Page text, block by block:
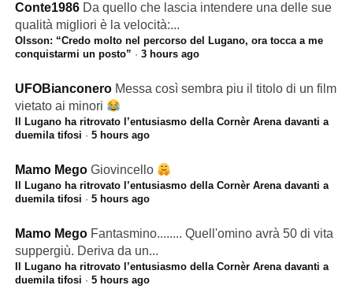
Conte1986 Da quello che lascia intendere una delle sue
qualità migliori è la velocità:...
Olsson: “Credo molto nel percorso del Lugano, ora tocca a me
conquistarmi un posto” · 3 hours ago
UFOBianconero Messa così sembra piu il titolo di un film
vietato ai minori
Il Lugano ha ritrovato l’entusiasmo della Cornèr Arena davanti a
duemila tifosi · 5 hours ago
Mamo Mego Giovincello
Il Lugano ha ritrovato l’entusiasmo della Cornèr Arena davanti a
duemila tifosi · 5 hours ago
Mamo Mego Fantasmino........ Quell'omino avrà 50 di vita
suppergiù. Deriva da un...
Il Lugano ha ritrovato l’entusiasmo della Cornèr Arena davanti a
duemila tifosi · 5 hours ago